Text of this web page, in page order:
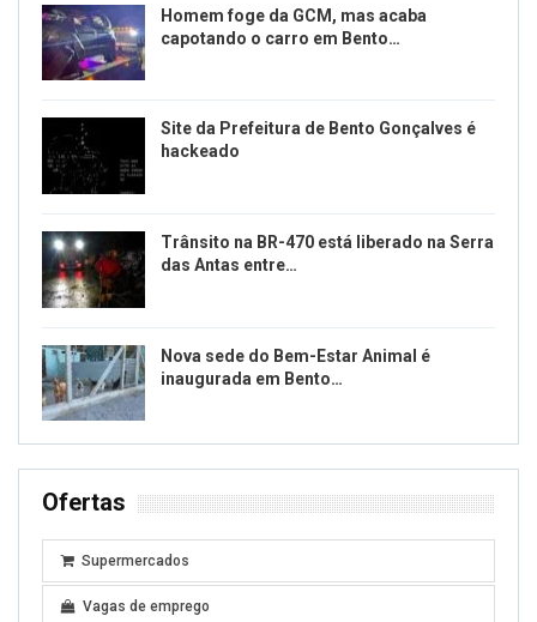
Homem foge da GCM, mas acaba
capotando o carro em Bento…
Site da Prefeitura de Bento Gonçalves é
hackeado
Trânsito na BR-470 está liberado na Serra
das Antas entre…
Nova sede do Bem-Estar Animal é
inaugurada em Bento…
Ofertas
Supermercados
Vagas de emprego